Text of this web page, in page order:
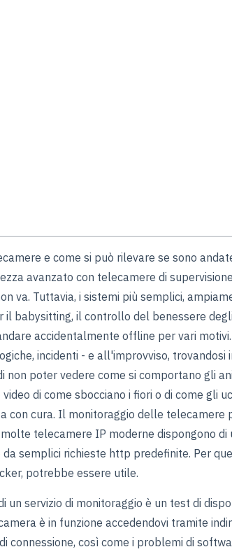
e come si può rilevare se sono
avanzato con telecamere di
va. Tuttavia, i sistemi più semplici,
il babysitting, il controllo del benessere
accidentalmente offline per vari
incidenti - e all'improvviso, trovandosi
non poter vedere come si comportano gli
di come sbocciano i fiori o di come gli
cura. Il monitoraggio delle telecamere
telecamere IP moderne dispongono di
semplici richieste http predefinite. Per
potrebbe essere utile.
un servizio di monitoraggio è un test di
è in funzione accedendovi tramite
connessione, così come i problemi di